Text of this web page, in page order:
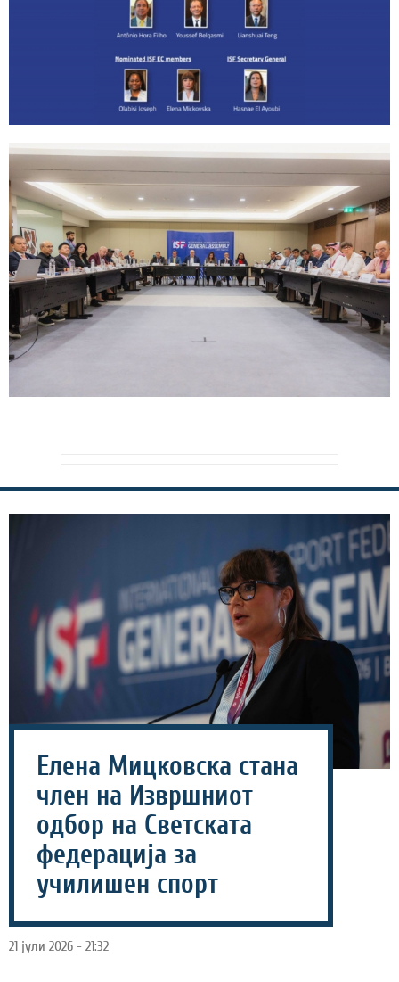
Елена Мицковска стана
член на Извршниот
одбор на Светската
федерација за
училишен спорт
21 јули 2026 - 21:32